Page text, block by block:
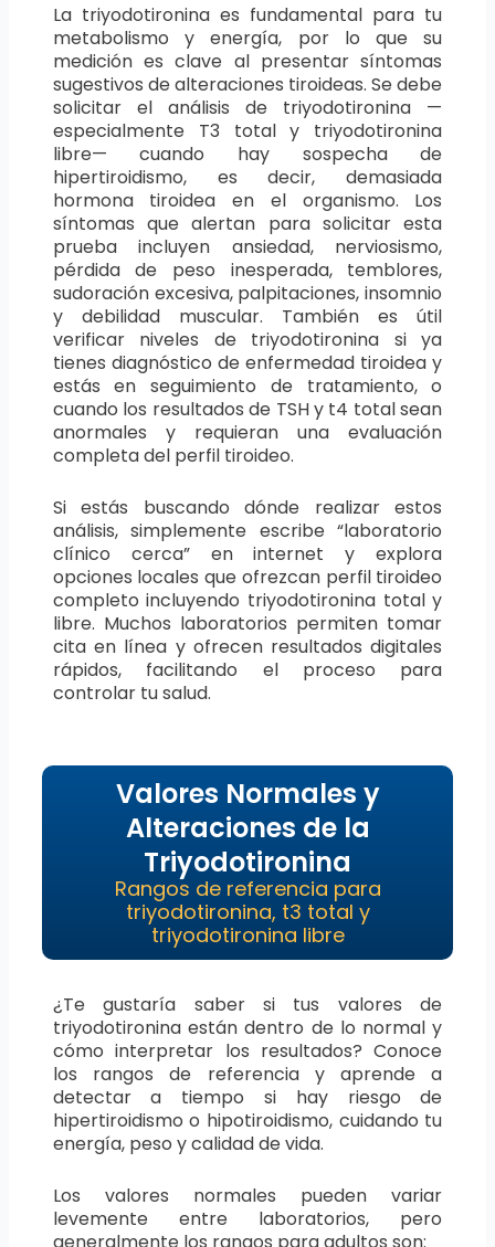
La triyodotironina es fundamental para tu
metabolismo y energía, por lo que su
medición es clave al presentar síntomas
sugestivos de alteraciones tiroideas. Se debe
solicitar el análisis de triyodotironina —
especialmente T3 total y triyodotironina
libre— cuando hay sospecha de
hipertiroidismo, es decir, demasiada
hormona tiroidea en el organismo. Los
síntomas que alertan para solicitar esta
prueba incluyen ansiedad, nerviosismo,
pérdida de peso inesperada, temblores,
sudoración excesiva, palpitaciones, insomnio
y debilidad muscular. También es útil
verificar niveles de triyodotironina si ya
tienes diagnóstico de enfermedad tiroidea y
estás en seguimiento de tratamiento, o
cuando los resultados de TSH y t4 total sean
anormales y requieran una evaluación
completa del perfil tiroideo.
Si estás buscando dónde realizar estos
análisis, simplemente escribe “laboratorio
clínico cerca” en internet y explora
opciones locales que ofrezcan perfil tiroideo
completo incluyendo triyodotironina total y
libre. Muchos laboratorios permiten tomar
cita en línea y ofrecen resultados digitales
rápidos, facilitando el proceso para
controlar tu salud.
Valores Normales y
Alteraciones de la
Triyodotironina
Rangos de referencia para
triyodotironina, t3 total y
triyodotironina libre
¿Te gustaría saber si tus valores de
triyodotironina están dentro de lo normal y
cómo interpretar los resultados? Conoce
los rangos de referencia y aprende a
detectar a tiempo si hay riesgo de
hipertiroidismo o hipotiroidismo, cuidando tu
energía, peso y calidad de vida.
Los valores normales pueden variar
levemente entre laboratorios, pero
generalmente los rangos para adultos son: